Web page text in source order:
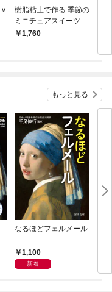
v
樹脂粘土で作る 季節の
ミニチュアスイーツ・
アラカルト
1,760
年7
もっと見る
なるほどフェルメール
1,100
新着
ハ